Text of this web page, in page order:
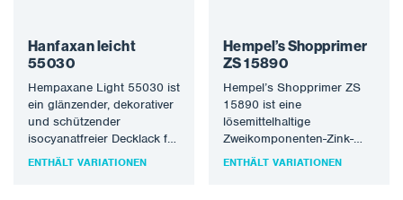
Hanfaxan leicht
55030
Hempaxane Light 55030 ist
ein glänzender, dekorativer
und schützender
isocyanatfreier Decklack für
den Schutz von Stahl in
ENTHÄLT VARIATIONEN
Hempel’s Shopprimer
ZS 15890
Hempel’s Shopprimer ZS
15890 ist eine
lösemittelhaltige
Zweikomponenten-Zink-
Ethyl-Silikat-
ENTHÄLT VARIATIONEN